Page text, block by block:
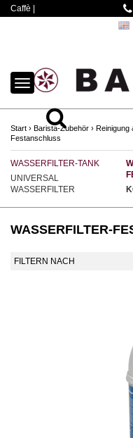
Caffè |
TOGGLE
NAVIGATION
Start › Barista-Zubehör › Reinigung
Festanschluss
WASSERFILTER-TANK
UNIVERSAL
WASSERFILTER
WASSERFILTER-
FILTERN NACH